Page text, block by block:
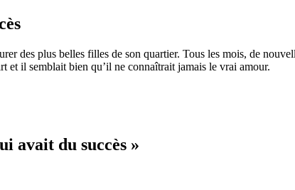
des plus belles filles de son quartier. Tous les mois, de
et il semblait bien qu’il ne connaîtrait jamais le vrai amour.
avait du succès »